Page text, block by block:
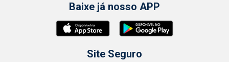
Baixe já nosso APP
Site Seguro